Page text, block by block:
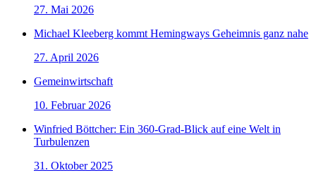
27. Mai 2026
Michael Kleeberg kommt Hemingways Geheimnis ganz nahe
27. April 2026
Gemeinwirtschaft
10. Februar 2026
Winfried Böttcher: Ein 360-Grad-Blick auf eine Welt in
Turbulenzen
31. Oktober 2025